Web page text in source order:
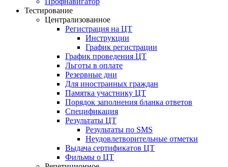
Тестирование
Централизованное
Регистрация на ЦТ
Инструкции
График регистрации
График проведения ЦТ
Льготы в оплате
Резервные дни
Для иностранных граждан
Памятка участнику ЦТ
Порядок заполнения бланка ответов
Спецификация
Результаты ЦТ
Результаты по SMS
Неудовлетворительные отметки
Выдача сертификатов ЦТ
Фильмы о ЦТ